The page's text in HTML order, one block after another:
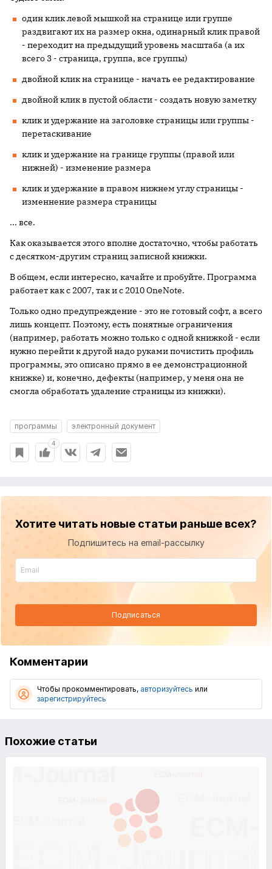
один клик левой мышкой на странице или группе
раздвигают их на размер окна, одинарный клик правой
- переходит на предыдущий уровень масштаба (а их
всего 3 - страница, группа, все группы)
двойной клик на странице - начать ее редактирование
двойной клик в пустой области - создать новую заметку
клик и удержание на заголовке страницы или группы -
перетаскивание
клик и удержание на границе группы (правой или
нижней) - изменение размера
клик и удержание в правом нижнем углу страницы -
изменнение размера страницы
... все.
Как оказывается этого вполне достаточно, чтобы работать
с десятком-другим страниц записной книжки.
В общем, если интересно, качайте и пробуйте. Программа
работает как с 2007, так и с 2010 OneNote.
Только одно предупреждение - это не готовый софт, а всего
лишь концепт. Поэтому, есть понятные ограничения
(например, работать можно только с одной книжкой - если
нужно перейти к другой надо руками почистить профиль
программы, это описано прямо в ее демонстрационной
книжке) и, конечно, дефекты (например, у меня она не
смогла обработать удаление страницы из книжки).
программы электронный документ
4
Хотите читать новые статьи раньше всех?
Подпишитесь на email-рассылку
Подписаться
Комментарии
Чтобы прокомментировать, авторизуйтесь или
зарегистрируйтесь
Похожие статьи